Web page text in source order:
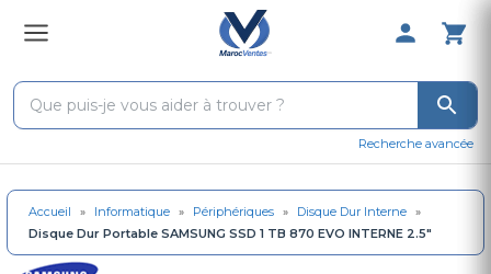
0 Produit
Recherche avancée
Accueil » Informatique » Périphériques » Disque Dur Interne »
Disque Dur Portable SAMSUNG SSD 1 TB 870 EVO INTERNE 2.5"